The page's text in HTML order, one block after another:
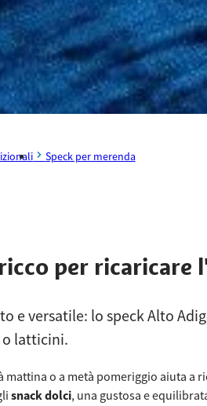
Speck per merenda
per ricaricare
e versatile: lo speck Alto
latticini.
mattina o a metà pomeriggio aiuta a
snack dolci, una gustosa e